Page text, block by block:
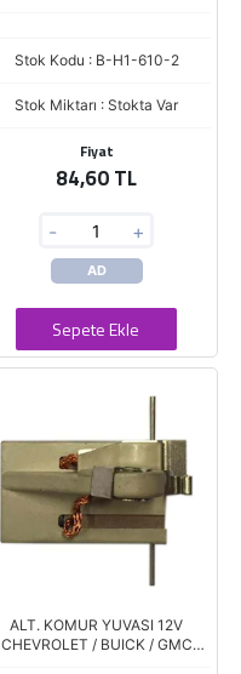
Stok Kodu : B-H1-610-2
Stok Miktarı : Stokta Var
Fiyat
84,60 TL
- +
AD
Sepete Ekle
ALT. KOMUR YUVASI 12V
CHEVROLET / BUICK / GMC